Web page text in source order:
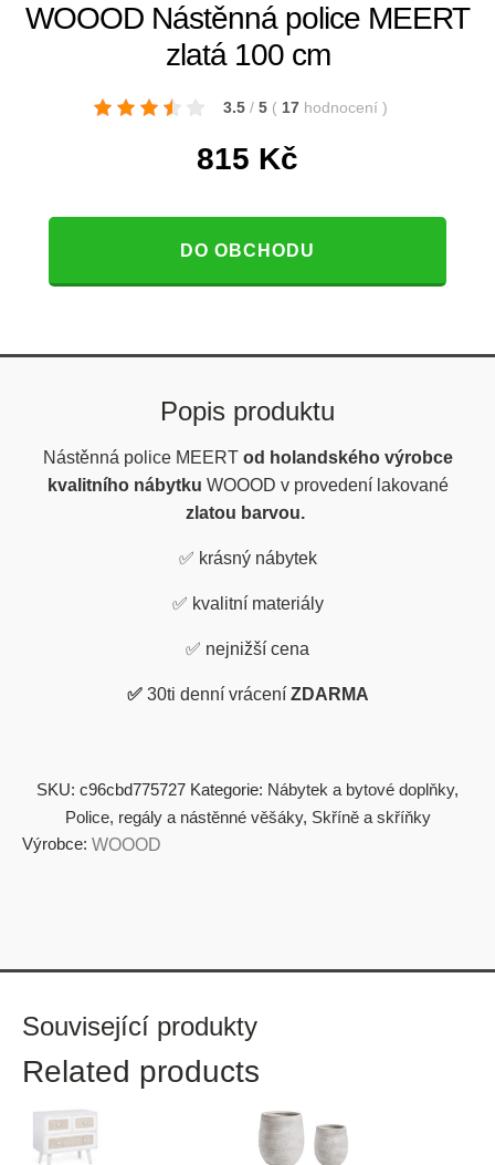
WOOOD Nástěnná police MEERT
zlatá 100 cm
3.5 / 5 ( 17 hodnocení )
815 Kč
DO OBCHODU
Popis produktu
Nástěnná police MEERT od holandského výrobce
kvalitního nábytku WOOOD v provedení lakované
zlatou barvou.
✅ krásný nábytek
✅ kvalitní materiály
✅ nejnižší cena
✅ 30ti denní vrácení ZDARMA
SKU: c96cbd775727 Kategorie: Nábytek a bytové doplňky,
Police, regály a nástěnné věšáky, Skříně a skříňky
Výrobce: WOOOD
Související produkty
Related products